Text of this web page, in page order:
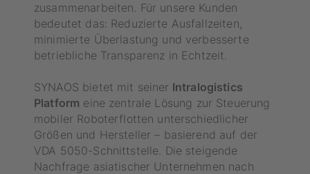
zusammenarbeiten. Für unsere Kunden
bedeutet das: Reduzierte Ausfallzeiten,
minimierte Überlastung und verbesserte
betriebliche Transparenz in Echtzeit.
SYNAOS bietet mit seiner Intralogistics
Platform eine zentrale Lösung zur Steuerung
mobiler Roboterflotten unterschiedlicher
Größen und Hersteller – basierend auf der
VDA 5050-Schnittstelle. Die steigende
Nachfrage asiatischer Unternehmen nach